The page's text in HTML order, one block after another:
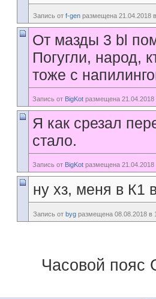
Запись от f-gen размещена 21.04.2018
От мазды 3 bl
Погугли, народ,
тоже с
Запись от BigKot размещена 21.04.2018
Я как срезал
стало.
Запись от BigKot размещена 21.04.2018
ну хз, меня в К1
Запись от byg размещена 08.08.2018 в
Часовой пояс